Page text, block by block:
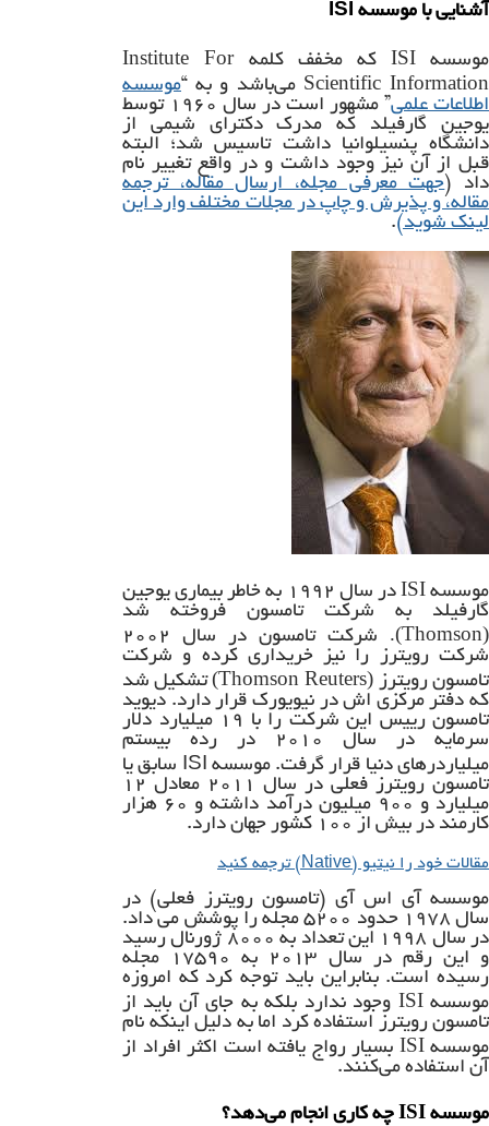
آشنایی با موسسه ISI
موسسه ISI که مخفف کلمه
Institute For
Scientific Information می‌باشد و به “موسسه
اطلاعات علمی
” مشهور است در سال ۱۹۶۰ توسط
یوجین گارفیلد که مدرک دکترای شیمی از
دانشگاه پنسیلوانیا داشت تاسیس شد؛ البته
قبل از آن نیز وجود داشت و در واقع تغییر نام
داد (جهت معرفی مجله، ارسال مقاله، ترجمه
مقاله، و پذیرش و چاپ در مجلات مختلف وارد این
لینک شوید).
موسسهISI
در سال ۱۹۹۲ به خاطر بیماری یوجین
گارفیلد به شرکت تامسون فروخته شد
(Thomson).
شرکت تامسون در سال ۲۰۰۲
شرکت رویترز را نیز خریداری کرده و شرکت
تامسون رویترز (Thomson Reuters)
تشکیل شد
که دفتر مرکزی اش در نیویورک قرار دارد. دیوید
تامسون رییس این شرکت را با ۱۹ میلیارد دلار
سرمایه در سال ۲۰۱۰ در رده بیستم
میلیاردرهای دنیا قرار گرفت. موسسه ISI سابق یا
تامسون رویترز فعلی در سال ۲۰۱۱ معادل ۱۲
میلیارد و ۹۰۰ میلیون درآمد داشته و ۶۰ هزار
کارمند در بیش از ۱۰۰ کشور جهان دارد.
مقالات خود را نیتیو (Native) ترجمه کنید
موسسه آی اس آی (تامسون رویترز فعلی) در
سال ۱۹۷۸ حدود ۵۲۰۰ مجله را پوشش می داد.
در سال ۱۹۹۸ این تعداد به ۸۰۰۰ ژورنال رسید
و این رقم در سال ۲۰۱۳ به ۱۷۵۹۰ مجله
رسیده است. بنابراین باید توجه کرد که امروزه
موسسهISI وجود ندارد بلکه به جای آن باید از
تامسون رویترز استفاده کرد اما به دلیل اینکه نام
موسسهISI بسیار رواج یافته است اکثر افراد از
آن استفاده می‌کنند.
موسسه ISI چه کاری انجام می‌دهد؟